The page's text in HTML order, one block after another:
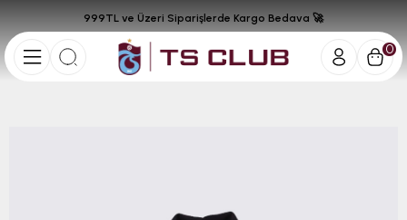
0
999TL ve Üzeri Siparişlerde Kargo Bedava 🚀